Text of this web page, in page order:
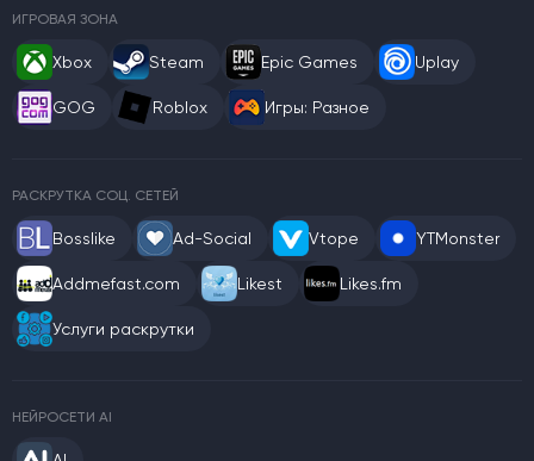
ИГРОВАЯ ЗОНА
Xbox Steam Epic Games Uplay
GOG Roblox Игры: Разное
РАСКРУТКА СОЦ. СЕТЕЙ
Bosslike Ad-Social Vtope YTMonster
Addmefast.com Likest Likes.fm
Услуги раскрутки
НЕЙРОСЕТИ AI